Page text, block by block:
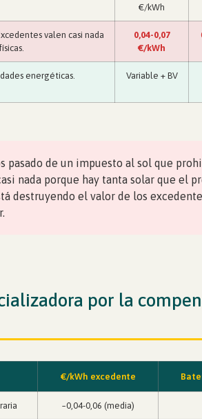
€/kWh
valen casi nada
0,04-0,07
€/kWh
energéticas.
Variable + BV
pasado de un impuesto al sol que
nada porque hay tanta solar que el
destruyendo el valor de los
por la
€/kWh excedente
~0,04-0,06 (media)